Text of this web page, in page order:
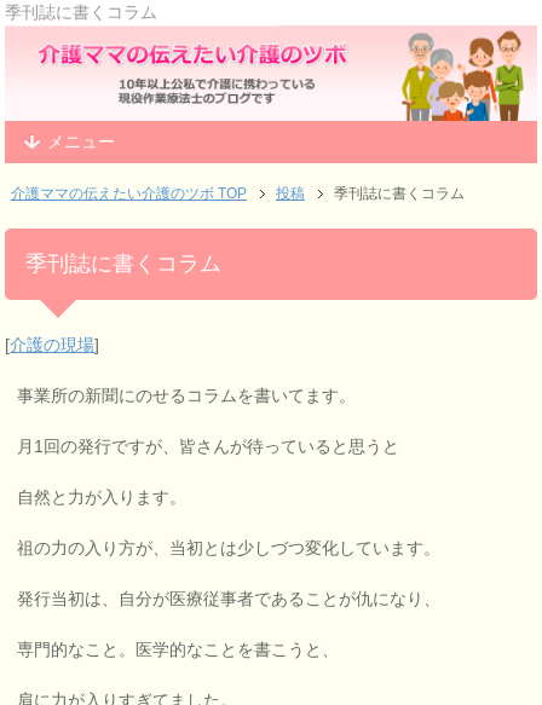
季刊誌に書くコラム
メニュー
介護ママの伝えたい介護のツボ TOP 投稿 季刊誌に書くコラム
季刊誌に書くコラム
[介護の現場]
事業所の新聞にのせるコラムを書いてます。
月1回の発行ですが、皆さんが待っていると思うと
自然と力が入ります。
祖の力の入り方が、当初とは少しづつ変化しています。
発行当初は、自分が医療従事者であることが仇になり、
専門的なこと。医学的なことを書こうと、
肩に力が入りすぎてました。